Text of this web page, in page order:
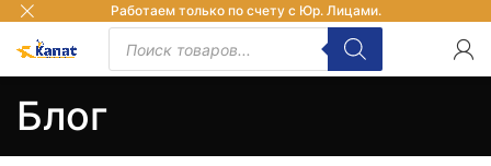
Блог
Работаем только по счету с Юр. Лицами.